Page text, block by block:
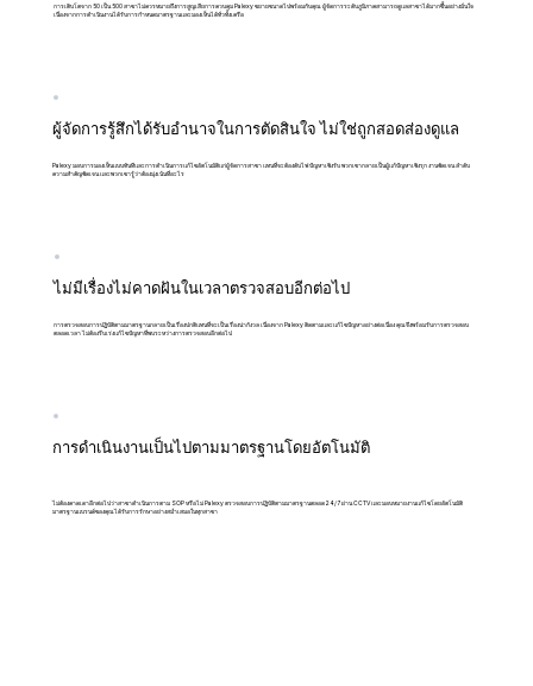
การเติบโตจาก 50 เป็น 500 สาขาไม่ควรหมายถึงการสูญเสียการควบคุม Palexy ขยายขนาดไปพร้อมกับคุณ ผู้จัดการระดับภูมิภาคสามารถดูแลสาขาได้มากขึ้นอย่างมั่นใจ
เนื่องจากการดำเนินงานได้รับการกำหนดมาตรฐานและมองเห็นได้ทั่วทั้งเครือ
ผู้จัดการรู้สึกได้รับอำนาจในการตัดสินใจ ไม่ใช่ถูกสอดส่องดูแล
Palexy มอบการมองเห็นแบบทันทีและการดำเนินการแก้ไขอัตโนมัติแก่ผู้จัดการสาขา แทนที่จะต้องดับไฟปัญหาเชิงรับ พวกเขากลายเป็นผู้แก้ปัญหาเชิงรุก งานชัดเจน ลำดับ
ความสำคัญชัดเจน และพวกเขารู้ว่าต้องมุ่งเน้นที่อะไร
ไม่มีเรื่องไม่คาดฝันในเวลาตรวจสอบอีกต่อไป
การตรวจสอบการปฏิบัติตามมาตรฐานกลายเป็นเรื่องปกติแทนที่จะเป็นเรื่องน่ากังวล เนื่องจาก Palexy ติดตามและแก้ไขปัญหาอย่างต่อเนื่อง คุณจึงพร้อมรับการตรวจสอบ
ตลอดเวลา ไม่ต้องรีบเร่งแก้ไขปัญหาที่พบระหว่างการตรวจสอบอีกต่อไป
การดำเนินงานเป็นไปตามมาตรฐานโดยอัตโนมัติ
ไม่ต้องคาดเดาอีกต่อไปว่าสาขาดำเนินการตาม SOP หรือไม่ Palexy ตรวจสอบการปฏิบัติตามมาตรฐานตลอด 24/7 ผ่าน CCTV และมอบหมายงานแก้ไขโดยอัตโนมัติ
มาตรฐานแบรนด์ของคุณได้รับการรักษาอย่างสม่ำเสมอในทุกสาขา